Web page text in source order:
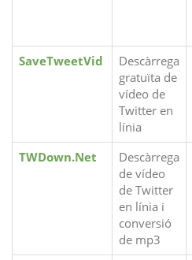
SaveTweetVid
Descàrrega
gratuïta de
vídeo de
Twitter en
línia
TWDown.Net
Descàrrega
de vídeo
de Twitter
en línia i
conversió
de mp3